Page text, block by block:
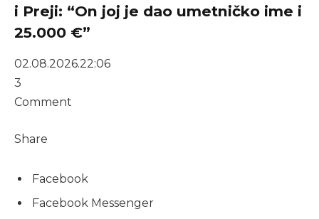
i Preji: “On joj je dao umetničko ime i
25.000 €”
02.08.2026.22:06
3
Comment
Share
Facebook
Facebook Messenger